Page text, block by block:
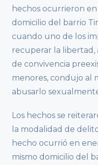
hechos ocurrieron
domicilio del barrio
cuando uno de los
recuperar la libertad,
de convivencia
menores, condujo al
abusarlo
Los hechos se
la modalidad de
hecho ocurrió en
mismo domicilio del